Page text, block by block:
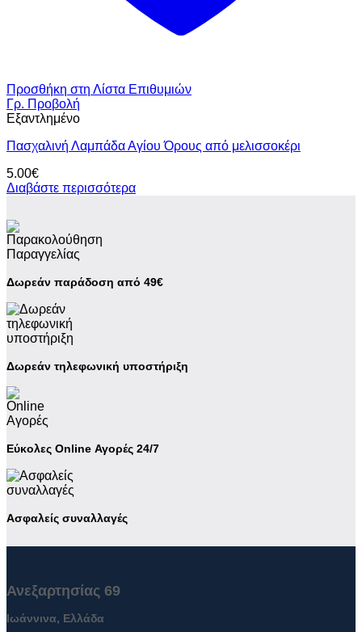
Προσθήκη στη Λίστα Επιθυμιών
Γρ. Προβολή
Εξαντλημένο
Πασχαλινή Λαμπάδα Αγίου Όρους από μελισσοκέρι
5.00€
Διαβάστε περισσότερα
Δωρεάν παράδοση από 49€
Δωρεάν τηλεφωνική υποστήριξη
Εύκολες Online Αγορές 24/7
Ασφαλείς συναλλαγές
Ανεξαρτησίας 69
Ιωάννινα, Ελλάδα